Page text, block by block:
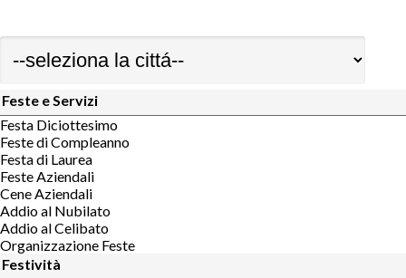
Feste e Servizi
Festa Diciottesimo
Feste di Compleanno
Festa di Laurea
Feste Aziendali
Cene Aziendali
Addio al Nubilato
Addio al Celibato
Organizzazione Feste
Festività